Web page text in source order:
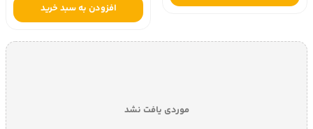
افزودن به سبد خرید
موردی یافت نشد